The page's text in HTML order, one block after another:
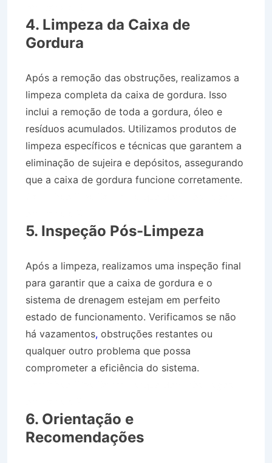
4. Limpeza da Caixa de
Gordura
Após a remoção das obstruções, realizamos a
limpeza completa da caixa de gordura. Isso
inclui a remoção de toda a gordura, óleo e
resíduos acumulados. Utilizamos produtos de
limpeza específicos e técnicas que garantem a
eliminação de sujeira e depósitos, assegurando
que a caixa de gordura funcione corretamente.
5. Inspeção Pós-Limpeza
Após a limpeza, realizamos uma inspeção final
para garantir que a caixa de gordura e o
sistema de drenagem estejam em perfeito
estado de funcionamento. Verificamos se não
há vazamentos, obstruções restantes ou
qualquer outro problema que possa
comprometer a eficiência do sistema.
6. Orientação e
Recomendações